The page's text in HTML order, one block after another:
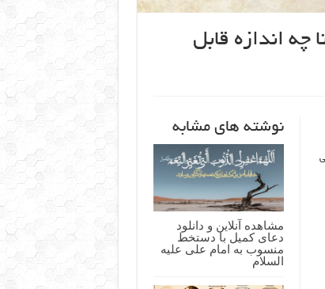
اندازه قابل
نوشته های مشابه
مشاهده آنلاین و دانلود
دعای کمیل با دستخط
منسوب به امام علی علیه
السلام